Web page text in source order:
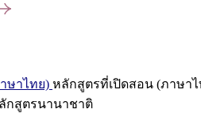
ษาไทย) หลักสูตรที่เปิดสอน (ภาษาไ
กสูตรนานาชาติ